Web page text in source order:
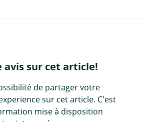
avis sur cet article!
de partager votre
sur cet article. C'est
mise à disposition